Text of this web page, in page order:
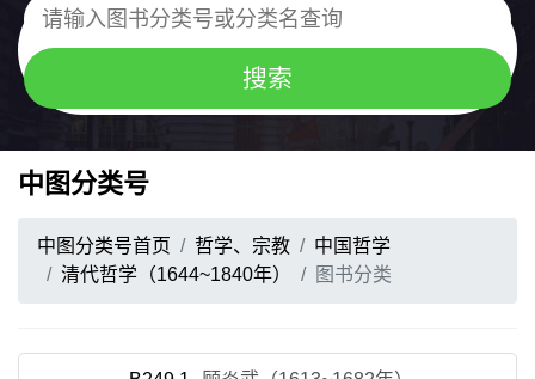
中图分类号
中图分类号首页 哲学、宗教
中国哲学
清代哲学（1644~1840年）
图书分类